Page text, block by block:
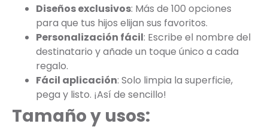
Diseños exclusivos: Más de 100 opciones
para que tus hijos elijan sus favoritos.
Personalización fácil: Escribe el nombre del
destinatario y añade un toque único a cada
regalo.
Fácil aplicación: Solo limpia la superficie,
pega y listo. ¡Así de sencillo!
Tamaño y usos: